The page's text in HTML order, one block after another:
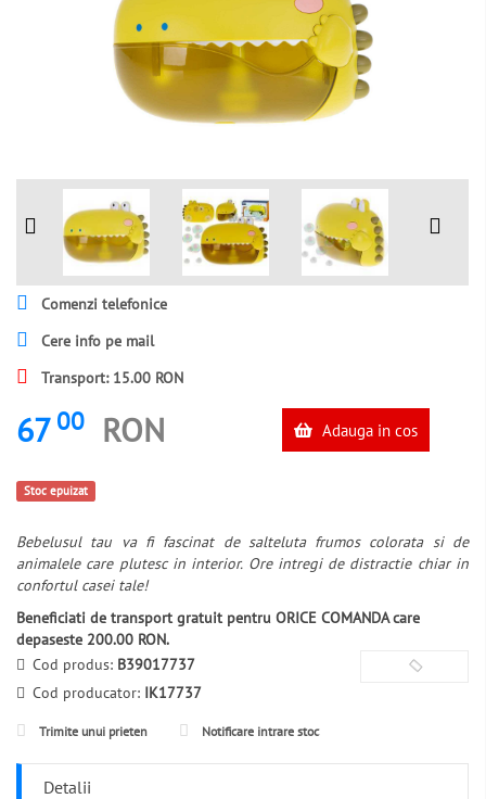
Comenzi telefonice
Cere info pe mail
Transport: 15.00 RON
67 00 RON Adauga in cos
Stoc epuizat
Bebelusul tau va fi fascinat de salteluta frumos colorata si de
animalele care plutesc in interior. Ore intregi de distractie chiar in
confortul casei tale!
Beneficiati de transport gratuit pentru ORICE COMANDA care
depaseste 200.00 RON.
Cod produs: B39017737
Cod producator: IK17737
Trimite unui prieten Notificare intrare stoc
Detalii